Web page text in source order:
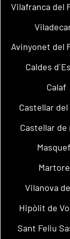
Vilafranca del
Avinyonet del
Caldes
Calaf
Castellar del
Castellar de
Vilanova
Hipòlit de
Sant Feliu